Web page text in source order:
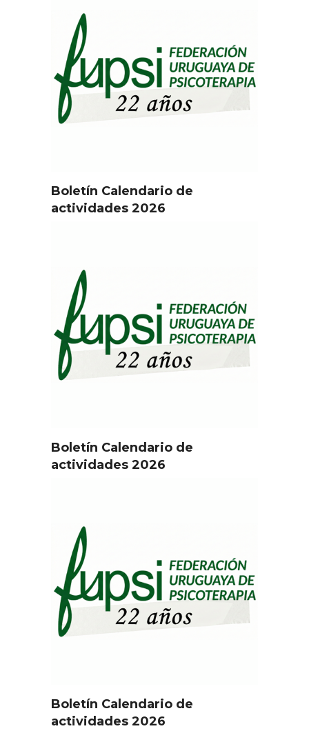
Boletín Calendario de
actividades 2026
Boletín Calendario de
actividades 2026
Boletín Calendario de
actividades 2026